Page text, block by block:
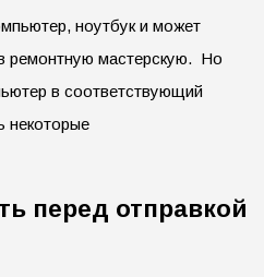
ноутбук и может
ремонтную мастерскую. Но
в соответствующий
некоторые
перед отправкой